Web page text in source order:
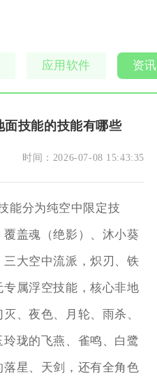
应用软件 资
技能的技能有哪些
时间： 2026-07-08 15:43:35
能分为纯空中限定技
盖魂（绝影）、沐小葵
三大空中流派，炽刃、铁
属浮空技能，核心非地
、夜色、月轮、雨杀、
珑的飞燕、雀鸣、白鹭
星、天剑，还有全角色